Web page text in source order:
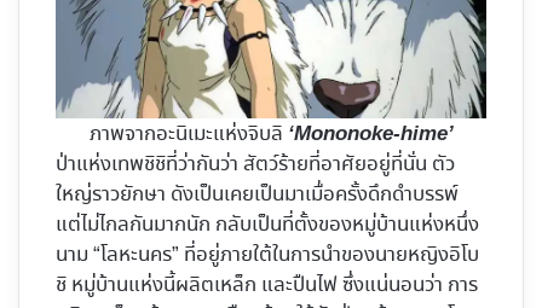
ภาพจากอะนิเมะแห่งจิบลิ ‘Mononoke-hime’
ป่าแห่งเทพชิชิที่ว่ากันว่า สัตว์ร้ายที่อาศัยอยู่ที่นั่น ตัว
ใหญ่ราวยักษา ดังเป็นเคยเป็นมาเมื่อครั้งดึกดำบรรพ์
แต่ไม่ไกลกันมากนัก กลับเป็นที่ตั้งของหมู่บ้านแห่งหนึ่ง
นาม “โลหะนคร” ที่อยู่ภายใต้ในการนำของนายหญิงอิโบ
ชิ หมู่บ้านแห่งนี้ผลิตเหล็ก และปืนไฟ ซึ่งแน่นอนว่า การ